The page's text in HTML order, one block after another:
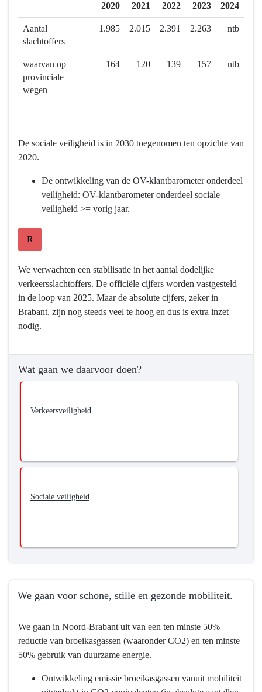
2020 2021 2022 2023 2024
Aantal
slachtoffers
1.985 2.015 2.391 2.263 ntb
waarvan op
provinciale
wegen
164 120 139 157 ntb
De sociale veiligheid is in 2030 toegenomen ten opzichte van
2020.
De ontwikkeling van de OV-klantbarometer onderdeel
veiligheid: OV-klantbarometer onderdeel sociale
veiligheid >= vorig jaar.
R
We verwachten een stabilisatie in het aantal dodelijke
verkeersslachtoffers. De officiële cijfers worden vastgesteld
in de loop van 2025. Maar de absolute cijfers, zeker in
Brabant, zijn nog steeds veel te hoog en dus is extra inzet
nodig.
Wat gaan we daarvoor doen?
Verkeersveiligheid
Sociale veiligheid
We gaan voor schone, stille en gezonde mobiliteit.
naar
navigatie
Programma
We gaan in Noord-Brabant uit van een ten minste 50%
reductie van broeikasgassen (waaronder CO2) en ten minste
50% gebruik van duurzame energie.
Ontwikkeling emissie broeikasgassen vanuit mobiliteit